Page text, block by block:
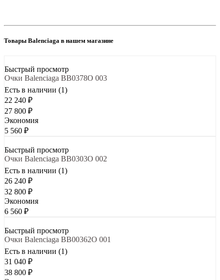
Товары Balenciaga в нашем магазине
Быстрый просмотр
Очки Balenciaga BB0378O 003
Есть в наличии (1)
22 240 ₽
27 800 ₽
Экономия
5 560 ₽
Быстрый просмотр
Очки Balenciaga BB0303O 002
Есть в наличии (1)
26 240 ₽
32 800 ₽
Экономия
6 560 ₽
Быстрый просмотр
Очки Balenciaga BB00362O 001
Есть в наличии (1)
31 040 ₽
38 800 ₽